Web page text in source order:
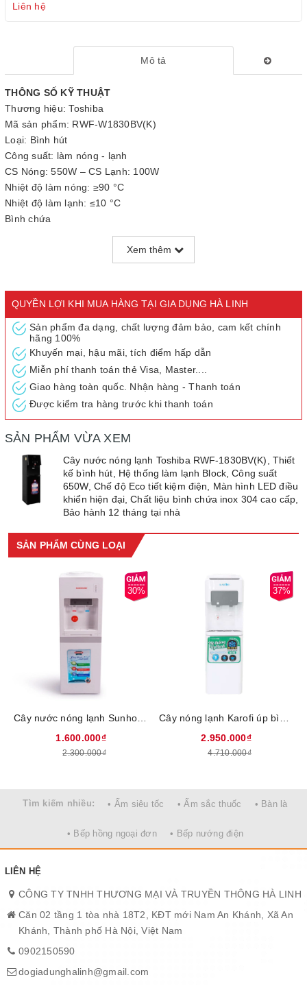
Liên hệ
Mô tả
THÔNG SỐ KỸ THUẬT
Thương hiệu: Toshiba
Mã sản phẩm: RWF-W1830BV(K)
Loại: Bình hút
Công suất: làm nóng - lạnh
CS Nóng: 550W – CS Lạnh: 100W
Nhiệt độ làm nóng: ≥90 °C
Nhiệt độ làm lạnh: ≤10 °C
Bình chứa
- Tự ngắt điện khi quá tải
- Nút điều khiển cảm ứng
- Điều chỉnh nhiệt độ nước
- Khóa an toàn cho trẻ em
- Nóng 4 lít/giờ, Lạnh 2.5 lít/giờ
- Dung tích bình chứa: Nóng: 1,16 Lít, Lạnh 3,6 Lít
- Chế độ Eco
Kích thước: 310 x 360 x 1040 mm
Khối lượng: 15.9 Kg
Bảo hành: 12 tháng
Xuất xứ Trung Quốc
Cây nước nóng lạnh Toshiba màu đen sang trọng, thiết kế
không gian dùng
Sản phẩm với bình chứa nước bằng chất liệu inox bền tốt, trữ
nước an toàn, tránh mùi hôi.
nước thông thường, nước nóng và lạnh với nhiệt độ nước
kiện tiêu chuẩn)
Màn hình led báo nhiệt độ nước trong bình, tiện lợi khi cần sử
dụng. Công suất làm nóng 550W cung cấp nước nóng 4 lít/giờ và
cho sử dụng gia đình, văn phòng ít người,...
*Nhiệt độ nước thực tế sẽ phụ thuộc vào nhiệt độ bên ngoài môi
trường và thể tích nước lấy ra.
Xem thêm
QUYỀN LỢI KHI MUA HÀNG TẠI GIA DỤNG HÀ LINH
Sản phẩm đa dạng, chất lượng đảm bảo, cam kết chính
hãng 100%
Khuyến mại, hậu mãi, tích điểm hấp dẫn
Miễn phí thanh toán thẻ Visa, Master....
Giao hàng toàn quốc. Nhận hàng - Thanh toán
Được kiểm tra hàng trước khi thanh toán
SẢN PHẨM VỪA XEM
Cây nước nóng lạnh Toshiba RWF-1830BV(K), Thiết
kế bình hút, Hệ thống làm lạnh Block, Công suất
650W, Chế độ Eco tiết kiệm điện, Màn hình LED điều
khiển hiện đại, Chất liệu bình chứa inox 304 cao cấp,
Bảo hành 12 tháng tại nhà
SẢN PHẨM CÙNG LOẠI
30%
1.600.000₫
2.300.000₫
37%
2.950.000₫
4.710.000₫
Tìm kiếm nhiều: • Ấm siêu tốc • Ấm sắc thuốc • Bàn là
• Bếp hồng ngoại đơn • Bếp nướng điện
LIÊN HỆ
CÔNG TY TNHH THƯƠNG MẠI VÀ TRUYỀN THÔNG HÀ LINH
Căn 02 tầng 1 tòa nhà 18T2, KĐT mới Nam An Khánh, Xã An
Khánh, Thành phố Hà Nội, Việt Nam
0902150590
dogiadunghalinh@gmail.com